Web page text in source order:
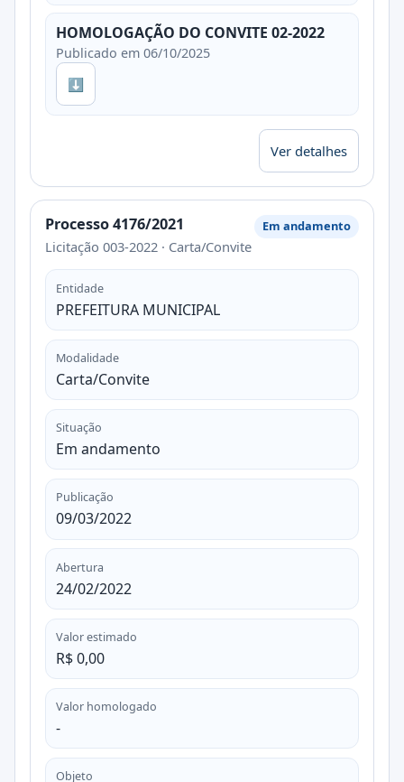
HOMOLOGAÇÃO DO CONVITE 02-2022
Publicado em 06/10/2025
⬇
Ver detalhes
Processo 4176/2021
Licitação 003-2022 · Carta/Convite
Em andamento
Entidade
PREFEITURA MUNICIPAL
Modalidade
Carta/Convite
Situação
Em andamento
Publicação
09/03/2022
Abertura
24/02/2022
Valor estimado
R$ 0,00
Valor homologado
-
Objeto